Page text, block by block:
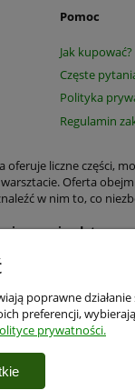
Pomoc
Jak kupować?
Częste
Polityka
Regulamin
oferuje liczne części,
Oferta
w nim to, co
przepisy
na zakup
Z myślą o
wystarczy
więc
poprawne
preferencji,
prywatności.